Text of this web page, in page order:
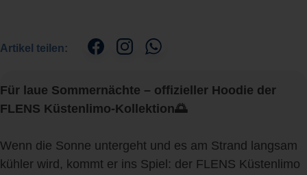
Artikel teilen:
Für laue Sommernächte – offizieller Hoodie der
FLENS Küstenlimo-Kollektion🌅
Wenn die Sonne untergeht und es am Strand langsam
kühler wird, kommt er ins Spiel: der FLENS Küstenlimo